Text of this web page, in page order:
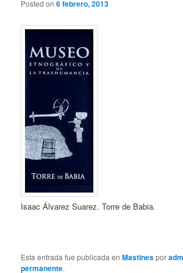
Posted on6 febrero, 2013
Isaac Álvarez Suarez. Torre de Babia.
Esta entrada fue publicada enMastinespor
permanente.